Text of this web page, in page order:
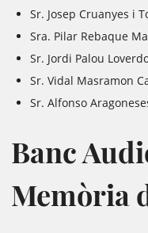
Sr. Josep Cruanyes i
Sra. Pilar Rebaque
Sr. Jordi Palou
Sr. Vidal Masramon
Sr. Alfonso
Banc
Memòria